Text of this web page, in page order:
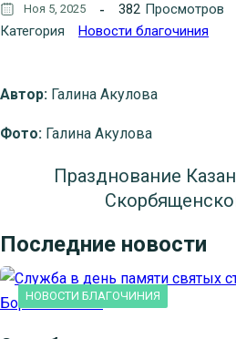
Ноя 5, 2025 382 Просмотров
Категория
Новости благочиния
Автор: Галина Акулова
Фото: Галина Акулова
Празднование
Последние новости
НОВОСТИ БЛАГОЧИНИЯ